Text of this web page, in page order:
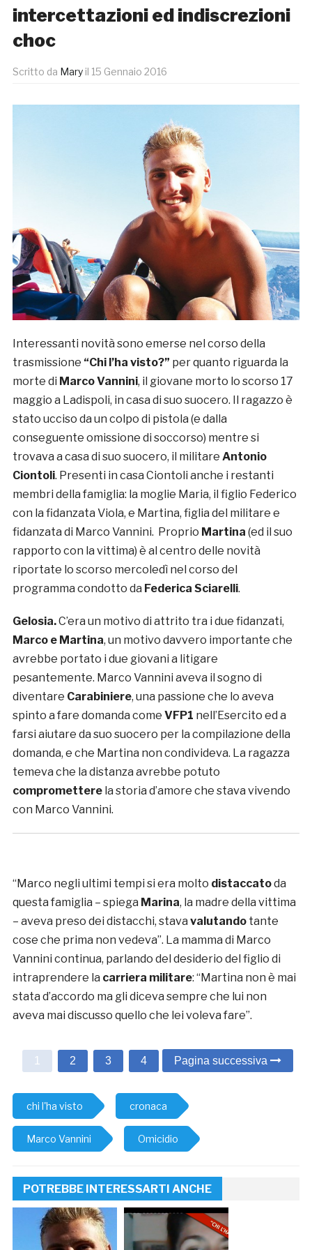
intercettazioni ed indiscrezioni
choc
Scritto da Mary il 15 Gennaio 2016
Interessanti novità sono emerse nel corso della
trasmissione “Chi l’ha visto?” per quanto riguarda la
morte di Marco Vannini, il giovane morto lo scorso 17
maggio a Ladispoli, in casa di suo suocero. Il ragazzo è
stato ucciso da un colpo di pistola (e dalla
conseguente omissione di soccorso) mentre si
trovava a casa di suo suocero, il militare Antonio
Ciontoli. Presenti in casa Ciontoli anche i restanti
membri della famiglia: la moglie Maria, il figlio Federico
con la fidanzata Viola, e Martina, figlia del militare e
fidanzata di Marco Vannini. Proprio Martina (ed il suo
rapporto con la vittima) è al centro delle novità
riportate lo scorso mercoledì nel corso del
programma condotto da Federica Sciarelli.
Gelosia.C’era un motivo di attrito tra i due fidanzati,
Marco e Martina, un motivo davvero importante che
avrebbe portato i due giovani a litigare
pesantemente. Marco Vannini aveva il sogno di
diventare Carabiniere, una passione che lo aveva
spinto a fare domanda come VFP1 nell’Esercito ed a
farsi aiutare da suo suocero per la compilazione della
domanda, e che Martina non condivideva. La ragazza
temeva che la distanza avrebbe potuto
comprometterela storia d’amore che stava vivendo
con Marco Vannini.
“Marco negli ultimi tempi si era molto distaccatoda
questa famiglia – spiega Marina, la madre della vittima
– aveva preso dei distacchi, stava valutandotante
cose che prima non vedeva”. La mamma di Marco
Vannini continua, parlando del desiderio del figlio di
intraprendere la carriera militare: “Martina non è mai
stata d’accordo ma gli diceva sempre che lui non
aveva mai discusso quello che lei voleva fare”.
1 2 3 4 Pagina successiva
chi l'ha visto cronaca
Marco Vannini Omicidio
POTREBBE INTERESSARTI ANCHE